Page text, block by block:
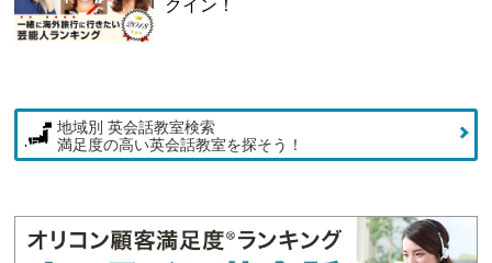
地域別 英会話教室検索
満足度の高い英会話教室を探そう！